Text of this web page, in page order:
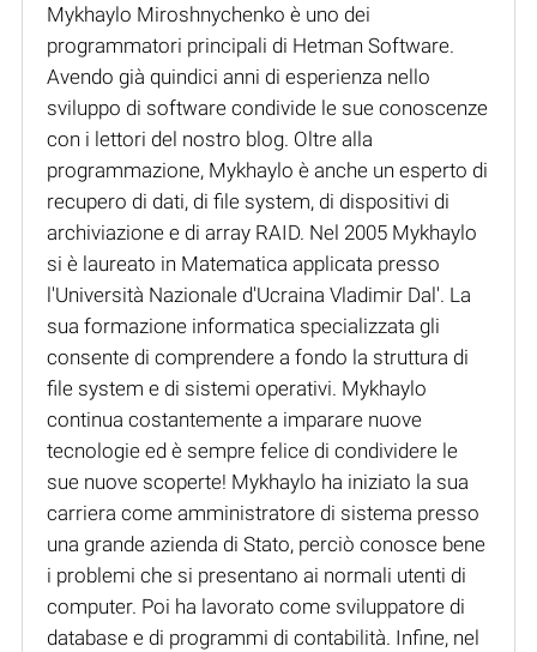
Mykhaylo Miroshnychenko è uno dei
programmatori principali di Hetman Software.
Avendo già quindici anni di esperienza nello
sviluppo di software condivide le sue conoscenze
con i lettori del nostro blog. Oltre alla
programmazione, Mykhaylo è anche un esperto di
recupero di dati, di file system, di dispositivi di
archiviazione e di array RAID. Nel 2005 Mykhaylo
si è laureato in Matematica applicata presso
l'Università Nazionale d'Ucraina Vladimir Dal'. La
sua formazione informatica specializzata gli
consente di comprendere a fondo la struttura di
file system e di sistemi operativi. Mykhaylo
continua costantemente a imparare nuove
tecnologie ed è sempre felice di condividere le
sue nuove scoperte! Mykhaylo ha iniziato la sua
carriera come amministratore di sistema presso
una grande azienda di Stato, perciò conosce bene
i problemi che si presentano ai normali utenti di
computer. Poi ha lavorato come sviluppatore di
database e di programmi di contabilità. Infine, nel